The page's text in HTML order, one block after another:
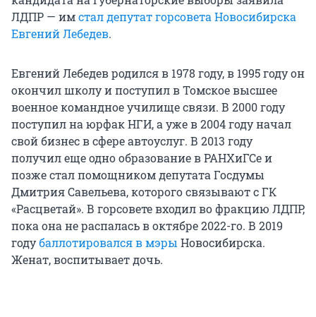
ЛДПР — имстал депутат горсовета Новосибирска
Евгений Лебедев.
Евгений Лебедев родился в 1978 году, в 1995 году он
окончил школу и поступил в Томское высшее
военное командное училище связи. В 2000 году
поступил на юрфак НГИ, а уже в 2004 году начал
свой бизнес в сфере автоуслуг. В 2013 году
получил еще одно образование в РАНХиГСе и
позже стал помощником депутата Госдумы
Дмитрия Савельева, которого связывают с ГК
«Расцветай». В горсовете входил во фракцию ЛДПР,
пока она не распалась в октябре 2022-го. В 2019
годубаллотировался в мэры Новосибирска.
Женат, воспитывает дочь.